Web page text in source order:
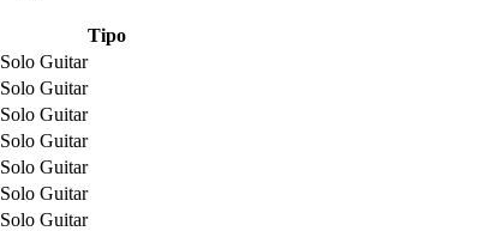
Tipo
Solo Guitar
Solo Guitar
Solo Guitar
Solo Guitar
Solo Guitar
Solo Guitar
Solo Guitar